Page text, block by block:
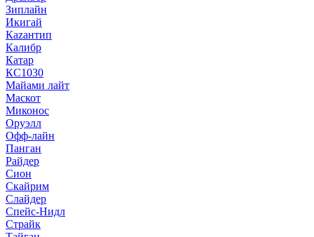
Зиплайн
Икигай
Кazaнтип
Калибр
Катар
КС1030
Майами лайт
Маскот
Миконос
Оруэлл
Офф-лайн
Панган
Райдер
Сион
Скайрим
Слайдер
Спейс-Нидл
Страйк